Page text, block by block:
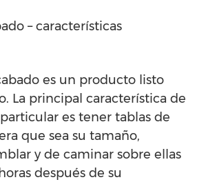
– características
es un producto listo
La principal característica de
es tener tablas de
que sea su tamaño,
y de caminar sobre ellas
después de su